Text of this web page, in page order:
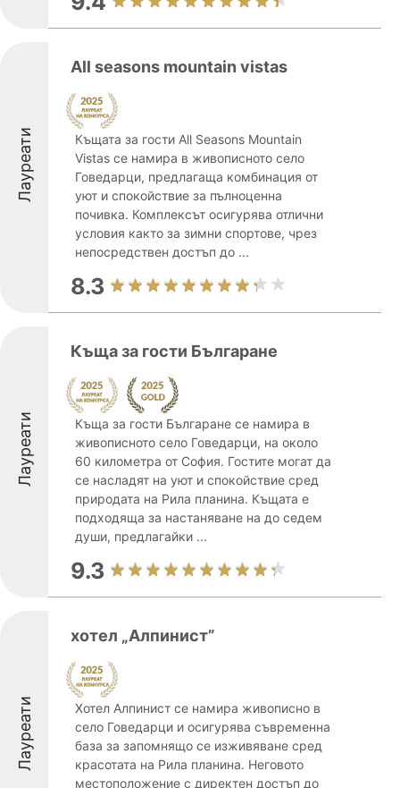
Лауреати
All seasons mountain vistas
Къщата за гости All Seasons Mountain
Vistas се намира в живописното село
Говедарци, предлагаща комбинация от
уют и спокойствие за пълноценна
почивка. Комплексът осигурява отлични
условия както за зимни спортове, чрез
непосредствен достъп до ...
8.3
Лауреати
Къща за гости Българане
Къща за гости Българане се намира в
живописното село Говедарци, на около
60 километра от София. Гостите могат да
се насладят на уют и спокойствие сред
природата на Рила планина. Къщата е
подходяща за настаняване на до седем
души, предлагайки ...
9.3
Лауреати
хотел „Алпинист”
Хотел Алпинист се намира живописно в
село Говедарци и осигурява съвременна
база за запомнящо се изживяване сред
красотата на Рила планина. Неговото
местоположение с директен достъп до